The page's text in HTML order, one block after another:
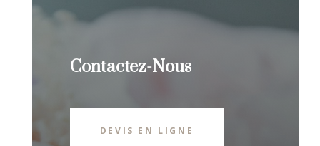
Contactez-Nous
DEVIS EN LIGNE